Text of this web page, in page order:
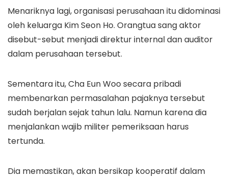
Menariknya lagi, organisasi perusahaan itu didominasi
oleh keluarga Kim Seon Ho. Orangtua sang aktor
disebut-sebut menjadi direktur internal dan auditor
dalam perusahaan tersebut.
Sementara itu, Cha Eun Woo secara pribadi
membenarkan permasalahan pajaknya tersebut
sudah berjalan sejak tahun lalu. Namun karena dia
menjalankan wajib militer pemeriksaan harus
tertunda.
Dia memastikan, akan bersikap kooperatif dalam